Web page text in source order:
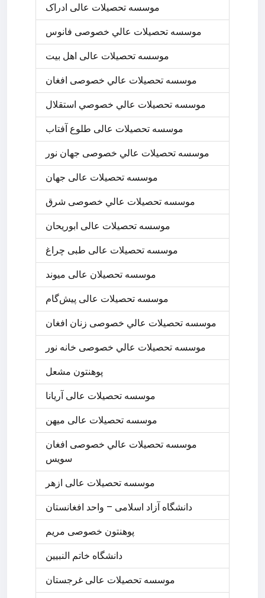
موسسه تحصیلات عالی ادراک
موسسه تحصيلات عالي خصوصی فانوس
موسسه تحصیلات عالی اهل بیت
موسسه تحصيلات عالي خصوصی افغان
موسسه تحصيلات عالي خصوصي استقلال
موسسه تحصیلات عالی طلوع آفتاب
موسسه تحصيلات عالي خصوصی جهان نور
موسسه تحصیلات عالی جهان
موسسه تحصيلات عالي خصوصی شرق
موسسه تحصیلات عالی ابوریحان
موسسه تحصیلات عالی طبی چراغ
موسسه تحصیلان عالی میوند
موسسه تحصیلات عالی پیش‌گام
موسسه تحصيلات عالي خصوصی زنان افغان
موسسه تحصيلات عالي خصوصی خانه نور
پوهنتون مشعل
موسسه تحصیلات عالی آریانا
موسسه تحصیلات عالی میهن
موسسه تحصيلات عالي خصوصی افغان
سويس
موسسه تحصیلات عالی ازهر
دانشگاه آزاد اسلامی – واحد افغانستان
پوهنتون خصوصی مريم
دانشگاه خاتم النبیین
موسسه تحصیلات عالی غرجستان